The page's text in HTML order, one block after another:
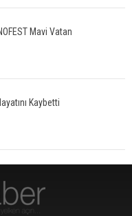
Mavi Vatan
Kaybetti